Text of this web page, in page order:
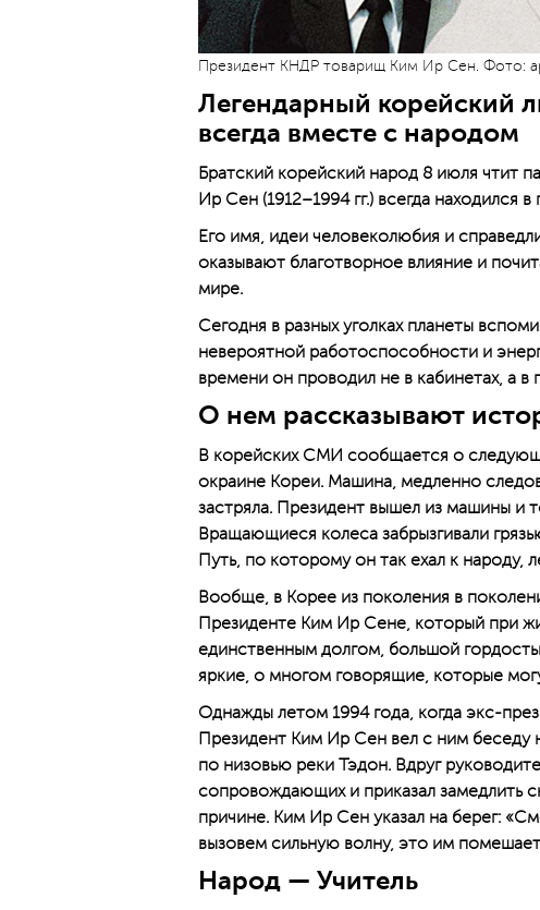
Президент КНДР товарищ Ким Ир Сен. Фото:
Легендарный корейский
всегда вместе с народом
Братский корейский народ 8 июля чтит
Ир Сен (1912–1994 гг.) всегда находился
Его имя, идеи человеколюбия и
оказывают благотворное влияние и
мире.
Сегодня в разных уголках планеты
невероятной работоспособности и
времени он проводил не в кабинетах, а в
О нем рассказывают
В корейских СМИ сообщается о
окраине Кореи. Машина, медленно
застряла. Президент вышел из машины
Вращающиеся колеса забрызгивали
Путь, по которому он так ехал к народу,
Вообще, в Корее из поколения в
Президенте Ким Ир Сене, который при
единственным долгом, большой
яркие, о многом говорящие, которые
Однажды летом 1994 года, когда экс-
Президент Ким Ир Сен вел с ним беседу
по низовью реки Тэдон. Вдруг
сопровождающих и приказал замедлить
причине. Ким Ир Сен указал на берег:
вызовем сильную волну, это им
Народ — Учитель